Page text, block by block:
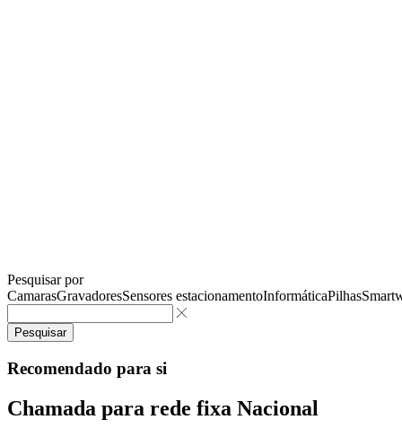
Pesquisar por
CamarasGravadoresSensores estacionamentoInformáticaPilhas
Pesquisar
Recomendado para si
Chamada para rede fixa Nacional